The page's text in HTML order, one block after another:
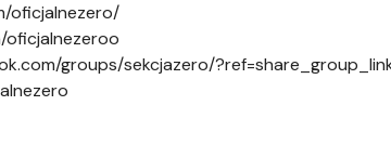
oficjalnezero/
oficjalnezeroo
groups/sekcjazero/